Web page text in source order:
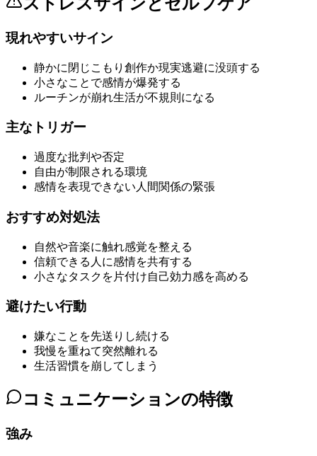
現れやすいサイン
静かに閉じこもり創作か現実逃避に没頭する
小さなことで感情が爆発する
ルーチンが崩れ生活が不規則になる
主なトリガー
過度な批判や否定
自由が制限される環境
感情を表現できない人間関係の緊張
おすすめ対処法
自然や音楽に触れ感覚を整える
信頼できる人に感情を共有する
小さなタスクを片付け自己効力感を高める
避けたい行動
嫌なことを先送りし続ける
我慢を重ねて突然離れる
生活習慣を崩してしまう
コミュニケーションの特徴
強み